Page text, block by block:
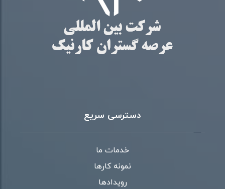
دسترسی سریع
خدمات ما
نمونه کارها
رویدادها